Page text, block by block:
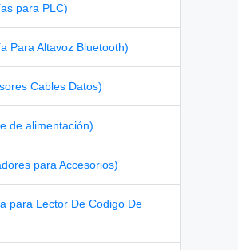
para PLC)
Para Altavoz Bluetooth)
Cables Datos)
de alimentación)
para Accesorios)
para Lector De Codigo De